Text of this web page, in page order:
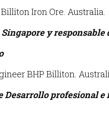
Iron Ore. Australia.
y responsable
BHP Billiton.
Desarrollo profesional